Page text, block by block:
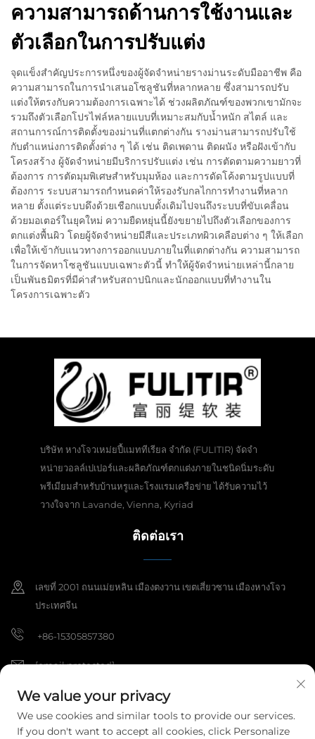
ความสามารถด้านการใช้งานและ
ตัวเลือกในการปรับแต่ง
จุดแข็งสำคัญประการหนึ่งของผู้จัดจำหน่ายรางม่านระดับมืออาชีพ คือ
ความสามารถในการนำเสนอโซลูชันที่หลากหลาย ซึ่งสามารถปรับ
แต่งให้ตรงกับความต้องการเฉพาะได้ ช่วงผลิตภัณฑ์ของพวกเขามักจะ
รวมถึงตัวเลือกโปรไฟล์หลายแบบที่เหมาะสมกับน้ำหนัก สไตล์ และ
สถานการณ์การติดตั้งของม่านที่แตกต่างกัน รางม่านสามารถปรับใช้
กับตำแหน่งการติดตั้งต่าง ๆ ได้ เช่น ติดเพดาน ติดผนัง หรือฝังเข้ากับ
โครงสร้าง ผู้จัดจำหน่ายมีบริการปรับแต่ง เช่น การตัดตามความยาวที่
ต้องการ การตัดมุมพิเศษสำหรับมุมห้อง และการดัดโค้งตามรูปแบบที่
ต้องการ ระบบสามารถกำหนดค่าให้รองรับกลไกการทำงานที่หลาก
หลาย ตั้งแต่ระบบดึงด้วยเชือกแบบดั้งเดิมไปจนถึงระบบที่ขับเคลื่อน
ด้วยมอเตอร์ในยุคใหม่ ความยืดหยุ่นนี้ยังขยายไปถึงตัวเลือกของการ
ตกแต่งพื้นผิว โดยผู้จัดจำหน่ายมีสีและประเภทผิวเคลือบต่าง ๆ ให้เลือก
เพื่อให้เข้ากับแนวทางการออกแบบภายในที่แตกต่างกัน ความสามารถ
ในการจัดหาโซลูชันแบบเฉพาะตัวนี้ ทำให้ผู้จัดจำหน่ายเหล่านี้กลาย
เป็นพันธมิตรที่มีค่าสำหรับสถาปนิกและนักออกแบบที่ทำงานใน
โครงการเฉพาะตัว
บริษัท หางโจวเหม่ยปี้แมททีเรียล จำกัด (FULITIR) จัดจำ
หน่ายวอลล์เปเปอร์และผลิตภัณฑ์ตกแต่งภายในชนิดนิ่มระดับ
พรีเมียมสำหรับบ้านหรูและโรงแรมเครือข่าย ได้รับความไว้
วางใจจาก Lavande, Vienna, Kyriad
ติดต่อเรา
เลขที่ 2001 ถนนเม่ยหลิน เมืองตงวาน เขตเสี่ยวซาน เมืองหางโจว
ประเทศจีน
+86-15305857380
[email protected]
สงวนลิขสิทธิ์ © 2025 บริษัท หางโจว เม่ยปิ่ว เดคอเรชั่น เมทีเรียล จำกัด สงวน
We value your privacy
We use cookies and similar tools to provide our services.
If you don't want to accept all cookies, click Personalize